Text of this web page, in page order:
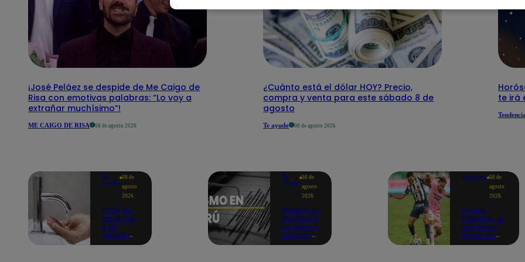
¡José Peláez se despide de Me Caigo de
Risa con emotivas palabras: “Lo voy a
extrañar muchísimo”!
ME CAIGO DE RISA 08 de agosto 2026
¿Cuánto está el dólar HOY? Precio,
compra y venta para este sábado 8 de
agosto
Te ayudo 08 de agosto 2026
te irá
Te
ayudo
08 de
agosto
2026
Corte de
agua hoy,
8 de
agosto:
Te
ayudo
08 de
agosto
2026
Temblor en
Perú hoy, 8
de agosto:
horario y
Deportes 08 de
agosto
2026
Torneo
Clausura: ¿A
qué hora y
dónde ver